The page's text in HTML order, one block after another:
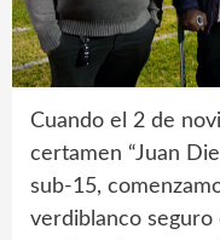
Cuando el 2 de
certamen “Juan
sub-15,
verdiblanco seguro